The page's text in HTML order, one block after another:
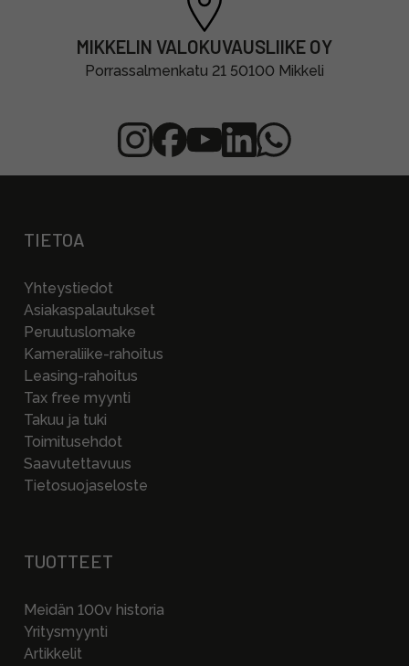
MIKKELIN VALOKUVAUSLIIKE OY
Porrassalmenkatu 21 50100 Mikkeli
TIETOA
Yhteystiedot
Asiakaspalautukset
Peruutuslomake
Kameraliike-rahoitus
Leasing-rahoitus
Tax free myynti
Takuu ja tuki
Toimitusehdot
Saavutettavuus
Tietosuojaseloste
TUOTTEET
Meidän 100v historia
Yritysmyynti
Artikkelit